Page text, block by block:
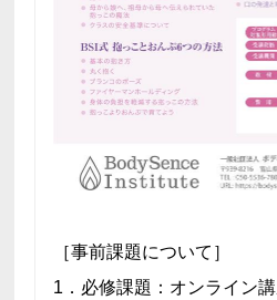
［事前課題について］
1．必修課題：オンライン